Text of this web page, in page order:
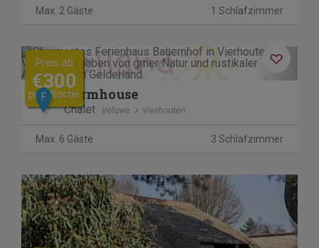
Max. 2 Gäste 1 Schlafzimmer
Previous Next
Preis ab
€300
pro Woche
F Farmhouse
Chalet Veluwe Vierhouten
Max. 6 Gäste 3 Schlafzimmer